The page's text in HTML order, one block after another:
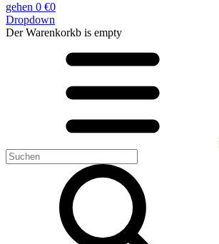
gehen 0 €0
Dropdown
Der Warenkorkb is empty